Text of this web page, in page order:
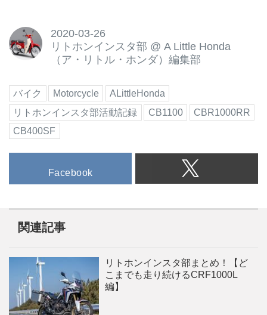
2020-03-26
リトホンインスタ部 @ A Little Honda
（ア・リトル・ホンダ）編集部
バイク Motorcycle
ALittleHonda
リトホンインスタ部活動記録
CB1100
CBR1000RR
CB400SF
Facebook
関連記事
リトホンインスタ部まとめ！【ど
こまでも走り続けるCRF1000L
編】